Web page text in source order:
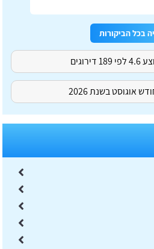
בכל הביקורות
אוגוסט בשנת 2026